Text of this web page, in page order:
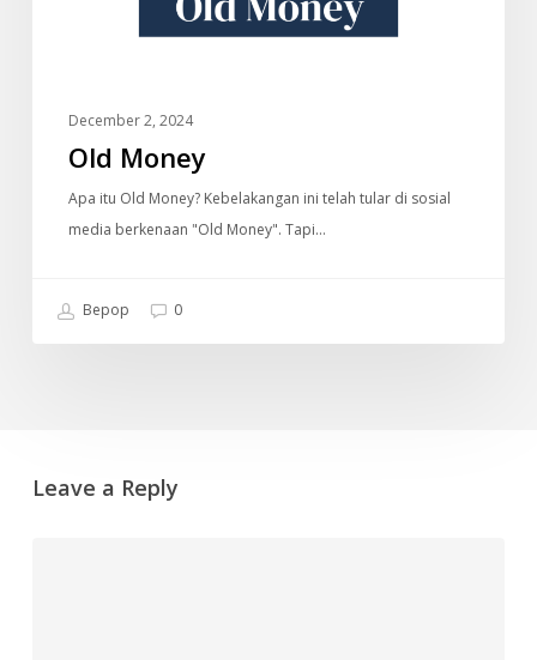
December 2, 2024
Old Money
Apa itu Old Money? Kebelakangan ini telah tular di sosial
media berkenaan "Old Money". Tapi…
Bepop 0
Leave a Reply